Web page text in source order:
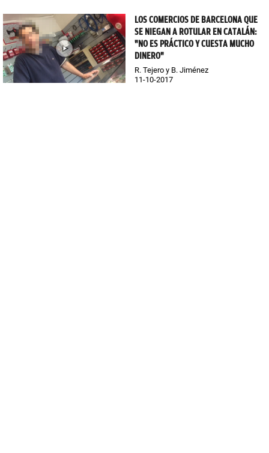
LOS COMERCIOS DE BARCELONA QUE
SE NIEGAN A ROTULAR EN CATALÁN:
"NO ES PRÁCTICO Y CUESTA MUCHO
DINERO"
R. Tejero y B. Jiménez
11-10-2017